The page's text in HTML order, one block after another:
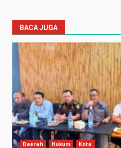
BACA JUGA
Daerah Hukum Kota